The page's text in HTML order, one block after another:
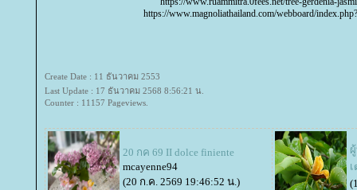
https://www.magnoliathailand.com/webboard/
Create Date : 11 ธันวาคม 2553
Last Update : 17 ธันวาคม 2568 8:56:21 น.
Counter : 11157 Pageviews.
20 กค 69 II dolce finiente
mcayenne94
(20 ก.ค. 2569 19:46:52 น.)